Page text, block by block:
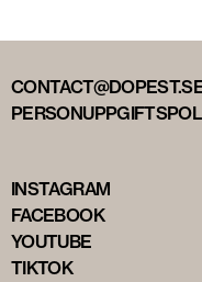
INSTAGRAM
FACEBOOK
YOUTUBE
TIKTOK